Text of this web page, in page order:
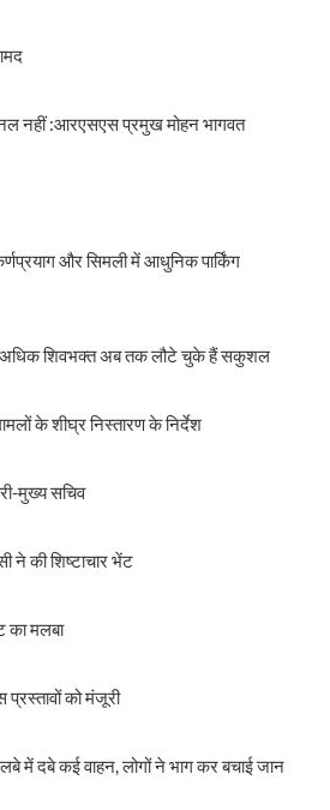
नहीं :आरएसएस प्रमुख मोहन भागवत
और सिमली में आधुनिक पार्किंग
शिवभक्त अब तक लौटे चुके हैं सकुशल
के शीघ्र निस्तारण के निर्देश
मुख्य सचिव
ने की शिष्टाचार भेंट
का मलबा
प्रस्तावों को मंजूरी
में दबे कई वाहन, लोगों ने भाग कर बचाई जान